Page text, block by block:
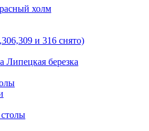
холм
и 316 снято)
Липецкая березка